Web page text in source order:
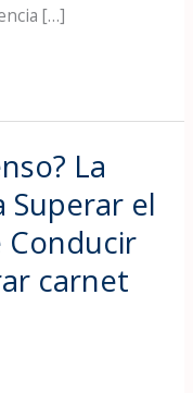
[…]
La
Superar el
Conducir
carnet